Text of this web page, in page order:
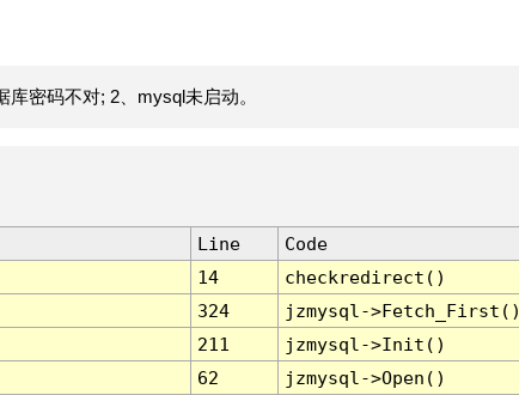
密码不对; 2、mysql未启动。
Line
Code
14
checkredirect()
324
jzmysql-
211
jzmysql->Init()
62
jzmysql->Open()